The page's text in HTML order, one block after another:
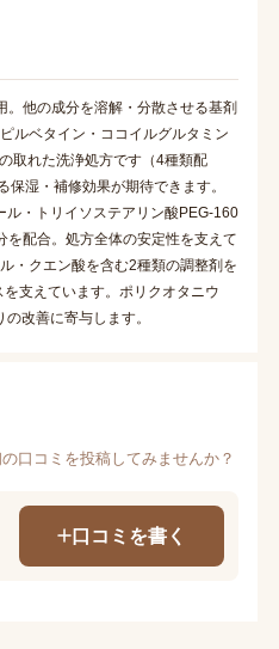
。他の成分を溶解・分散させる基剤
ルベタイン・ココイルグルタミン
取れた洗浄処方です（4種類配
湿・補修効果が期待できます。
・トリイソステアリン酸PEG-160
を配合。処方全体の安定性を支えて
・クエン酸を含む2種類の調整剤を
支えています。ポリクオタニウ
改善に寄与します。
口コミを投稿してみませんか？
口コミを書く